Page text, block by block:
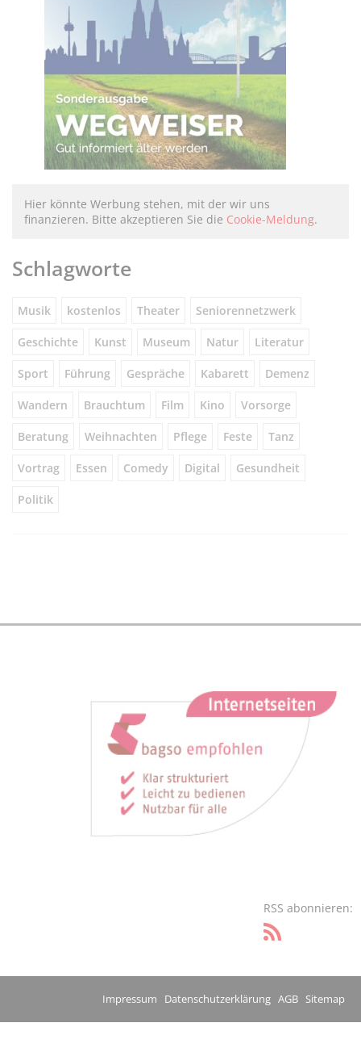
Hier könnte Werbung stehen, mit der wir uns
finanzieren. Bitte akzeptieren Sie die Cookie-Meldung.
Schlagworte
Musik kostenlos Theater Seniorennetzwerk
Geschichte Kunst Museum Natur Literatur
Sport Führung Gespräche Kabarett Demenz
Wandern Brauchtum Film Kino Vorsorge
Beratung Weihnachten Pflege Feste Tanz
Vortrag Essen Comedy Digital Gesundheit
Politik
RSS abonnieren:
Impressum Datenschutzerklärung AGB Sitemap